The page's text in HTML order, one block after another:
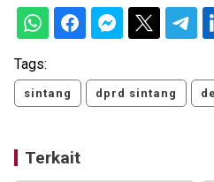
Tags:
sintang dprd sintang
Terkait